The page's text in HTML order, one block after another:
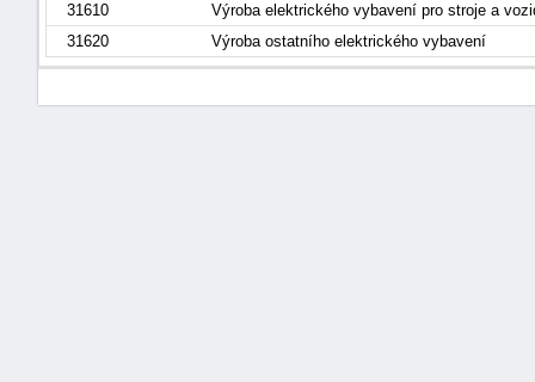
31610
Výroba elektrického vybavení pro stroje a
31620
Výroba ostatního elektrického vybavení